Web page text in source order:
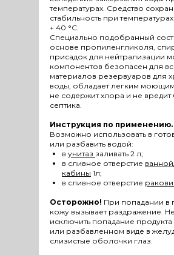
температурах. Средство
стабильность при
+ 40 °С.
Специально подобранный
основе пропиленгликоля,
присадок для нейтрализации
компонентов безопасен для
материалов резервуаров для
воды, обладает легким
не содержит хлора и не вредит
септика.
Инструкция по применению.
Возможно использовать в
или разбавить водой:
в унитаз заливать 2 л;
в сливное отверстие
кабины 1л;
в сливное отверстие
Осторожно! При попадании в
кожу вызывает раздражение.
исключить попадание продукта
или разбавленном виде в
слизистые оболочки глаз.